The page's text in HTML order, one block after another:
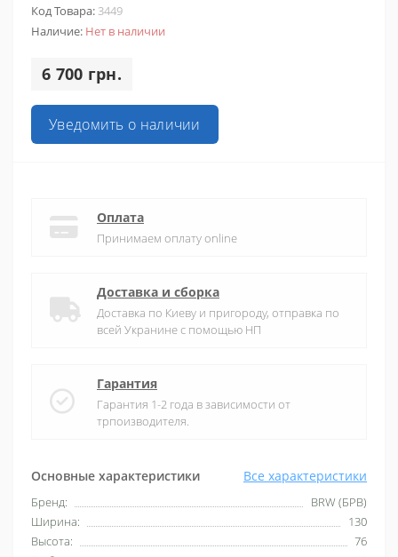
Код Товара: 3449
Наличие: Нет в наличии
6 700 грн.
Уведомить о наличии
Основные характеристики Все характеристики
Бренд:
BRW (БРВ)
Ширина:
130
Высота:
76
Оплата
Принимаем оплату online
Доставка и сборка
Доставка по Киеву и пригороду, отправка по
всей Укранине с помощью НП
Гарантия
Гарантия 1-2 года в зависимости от
трпоизводителя.